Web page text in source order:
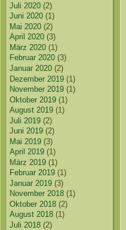
Juli 2020 (2)
Juni 2020 (1)
Mai 2020 (2)
April 2020 (3)
März 2020 (1)
Februar 2020 (3)
Januar 2020 (2)
Dezember 2019 (1)
November 2019 (1)
Oktober 2019 (1)
August 2019 (1)
Juli 2019 (2)
Juni 2019 (2)
Mai 2019 (3)
April 2019 (1)
März 2019 (1)
Februar 2019 (1)
Januar 2019 (3)
November 2018 (1)
Oktober 2018 (2)
August 2018 (1)
Juli 2018 (2)